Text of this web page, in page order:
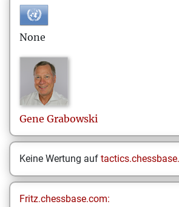
None
Gene Grabowski
Keine Wertung auf
Fritz.chessbase.com: